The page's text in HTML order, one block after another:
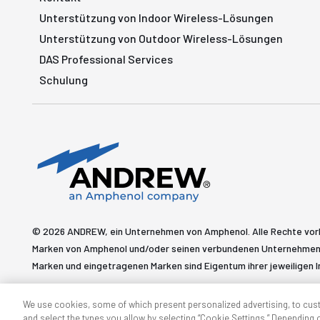
Unterstützung von Indoor Wireless-Lösungen
Unterstützung von Outdoor Wireless-Lösungen
DAS Professional Services
Schulung
© 2026 ANDREW, ein Unternehmen von Amphenol. Alle Rechte
Marken von Amphenol und/oder seinen verbundenen
Marken und eingetragenen Marken sind Eigentum ihrer jeweiligen
We use cookies, some of which present personalized advertising, to